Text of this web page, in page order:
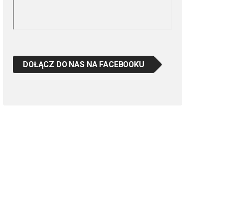
DOŁĄCZ DO NAS NA FACEBOOKU